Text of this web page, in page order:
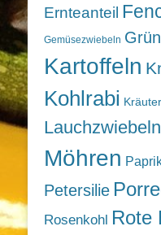
Ernteanteil
Gemüsezwiebeln
Kartoffeln
Kohlrabi
Lauchzwiebeln
Möhren
Petersilie
Rosenkohl Rote